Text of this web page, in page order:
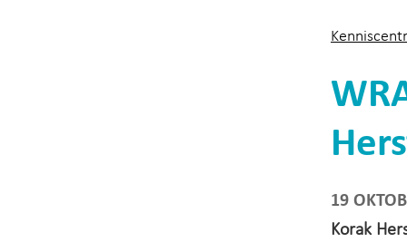
19
Korak